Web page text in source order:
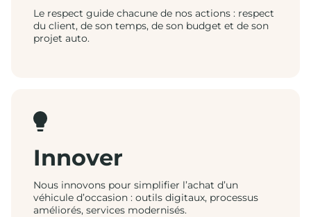
Le respect guide chacune de nos actions : respect
du client, de son temps, de son budget et de son
projet auto.
Innover
Nous innovons pour simplifier l’achat d’un
véhicule d’occasion : outils digitaux, processus
améliorés, services modernisés.